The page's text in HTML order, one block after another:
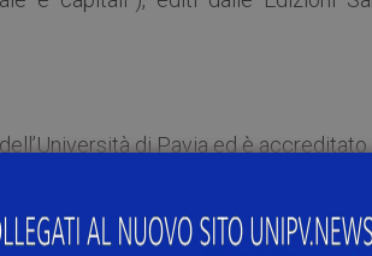
di Pavia ed è accreditato
Studi economici e Studi
studenti sono possibili al